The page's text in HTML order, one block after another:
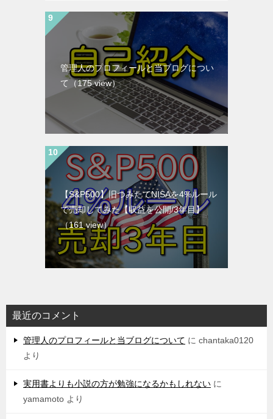
管理人のプロフィールと当ブログについ
て
（175 view）
【S&P500】旧つみたてNISAを4%ルール
で売却してみた【収益を公開/3年目】
（161 view）
最近のコメント
管理人のプロフィールと当ブログについて に chantaka0120
より
実用書よりも小説の方が勉強になるかもしれない に
yamamoto より